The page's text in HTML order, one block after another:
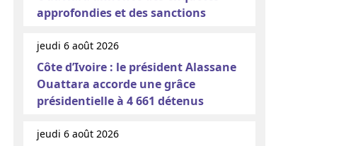
approfondies et des sanctions
jeudi 6 août 2026
Côte d’Ivoire : le président Alassane
Ouattara accorde une grâce
présidentielle à 4 661 détenus
jeudi 6 août 2026